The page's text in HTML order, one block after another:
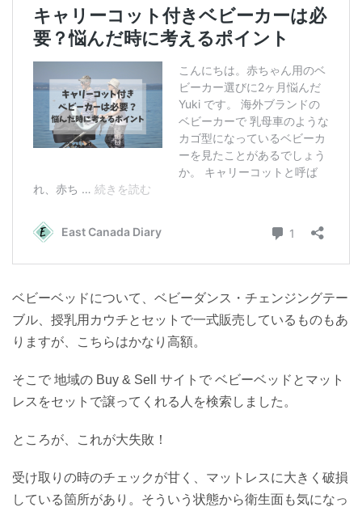
ベビーベッドについて、ベビーダンス・チェンジングテー
ブル、授乳用カウチとセットで一式販売しているものもあ
りますが、こちらはかなり高額。
そこで 地域の Buy & Sell サイトで ベビーベッドとマット
レスをセットで譲ってくれる人を検索しました。
ところが、これが大失敗！
受け取りの時のチェックが甘く、マットレスに大きく破損
している箇所があり。そういう状態から衛生面も気になっ